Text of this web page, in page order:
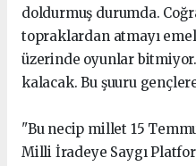
doldurmuş durumda.
topraklardan atmayı
üzerinde oyunlar
kalacak. Bu şuuru
"Bu necip millet 15
Milli İradeye Saygı